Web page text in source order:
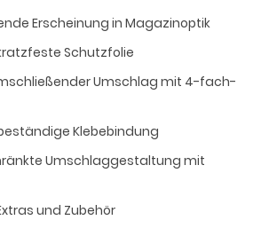
Erscheinung in Magazinoptik
Schutzfolie
Umschlag mit 4-fach-
Klebebindung
Umschlaggestaltung mit
und Zubehör